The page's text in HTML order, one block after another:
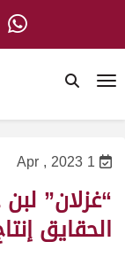
1 Apr , 2023
“غزلان”
الحقايق